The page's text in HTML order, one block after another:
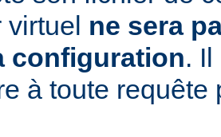
virtuel ne sera
configuration.
à toute requête